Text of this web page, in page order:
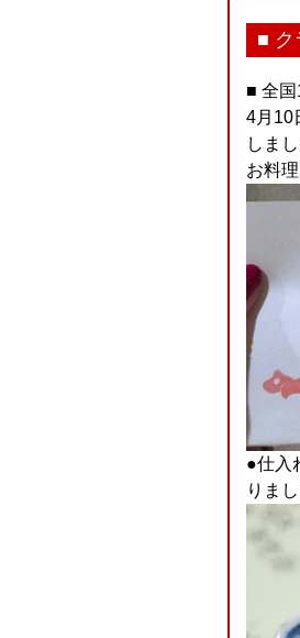
■ ク
■ 全
4月10
しまし
お料
●仕入
りま